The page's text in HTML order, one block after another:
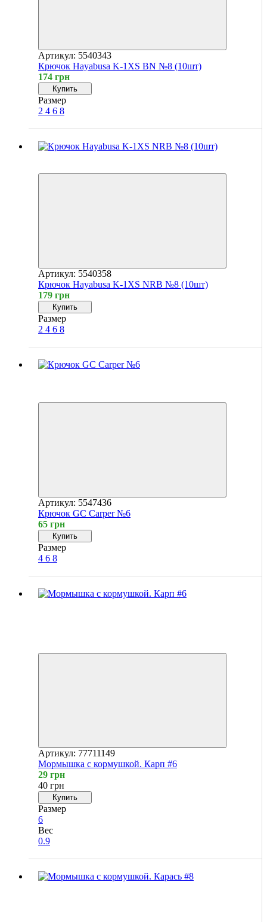
Артикул: 5540343
Крючок Hayabusa K-1XS BN №8 (10шт)
174 грн
Купить
Размер
2 4 6 8
Артикул: 5540358
Крючок Hayabusa K-1XS NRB №8 (10шт)
179 грн
Купить
Размер
2 4 6 8
Артикул: 5547436
Крючок GC Carper №6
65 грн
Купить
Размер
4 6 8
Артикул: 77711149
Мормышка с кормушкой. Карп #6
29 грн
40 грн
Купить
Размер
6
Вес
0.9